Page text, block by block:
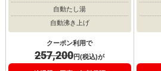
自動たし湯
自動沸き上げ
クーポン利用で
257,200円(税込)が